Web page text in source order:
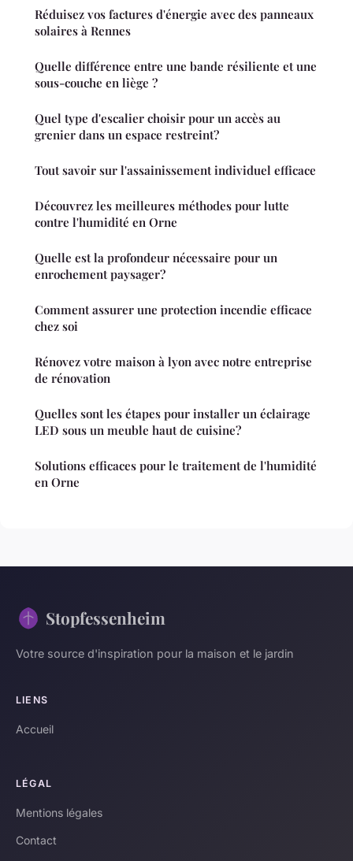
Réduisez vos factures d'énergie avec des panneaux
solaires à Rennes
Quelle différence entre une bande résiliente et une
sous-couche en liège ?
Quel type d'escalier choisir pour un accès au
grenier dans un espace restreint?
Tout savoir sur l'assainissement individuel efficace
Découvrez les meilleures méthodes pour lutte
contre l'humidité en Orne
Quelle est la profondeur nécessaire pour un
enrochement paysager?
Comment assurer une protection incendie efficace
chez soi
Rénovez votre maison à lyon avec notre entreprise
de rénovation
Quelles sont les étapes pour installer un éclairage
LED sous un meuble haut de cuisine?
Solutions efficaces pour le traitement de l'humidité
en Orne
Stopfessenheim
Votre source d'inspiration pour la maison et le jardin
LIENS
Accueil
LÉGAL
Mentions légales
Contact